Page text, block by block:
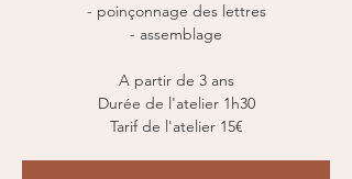
- poinçonnage des lettres
- assemblage
A partir de 3 ans
Durée de l'atelier 1h30
Tarif de l'atelier 15€